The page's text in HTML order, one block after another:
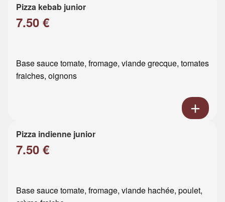
Pizza kebab junior
7.50 €
Base sauce tomate, fromage, viande grecque, tomates
fraiches, oignons
Pizza indienne junior
7.50 €
Base sauce tomate, fromage, viande hachée, poulet,